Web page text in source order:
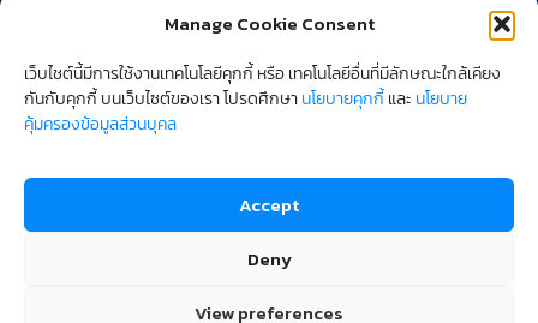
Manage Cookie Consent
เว็บไชต์นี้มีการใช้งานเทคโนโลยีคุกกี้ หรือ เทคโนโลยีอื่นที่มีลักษณะใกล้เคียง
กันกับคุกกี้ บนเว็บไซต์ของเรา โปรดศึกษานโยบายคุกกี้และ นโยบาย
คุ้มครองข้อมูลส่วนบุคล
Accept
Deny
View preferences
1900
webcentral@indigy.com
Brand
Guideline